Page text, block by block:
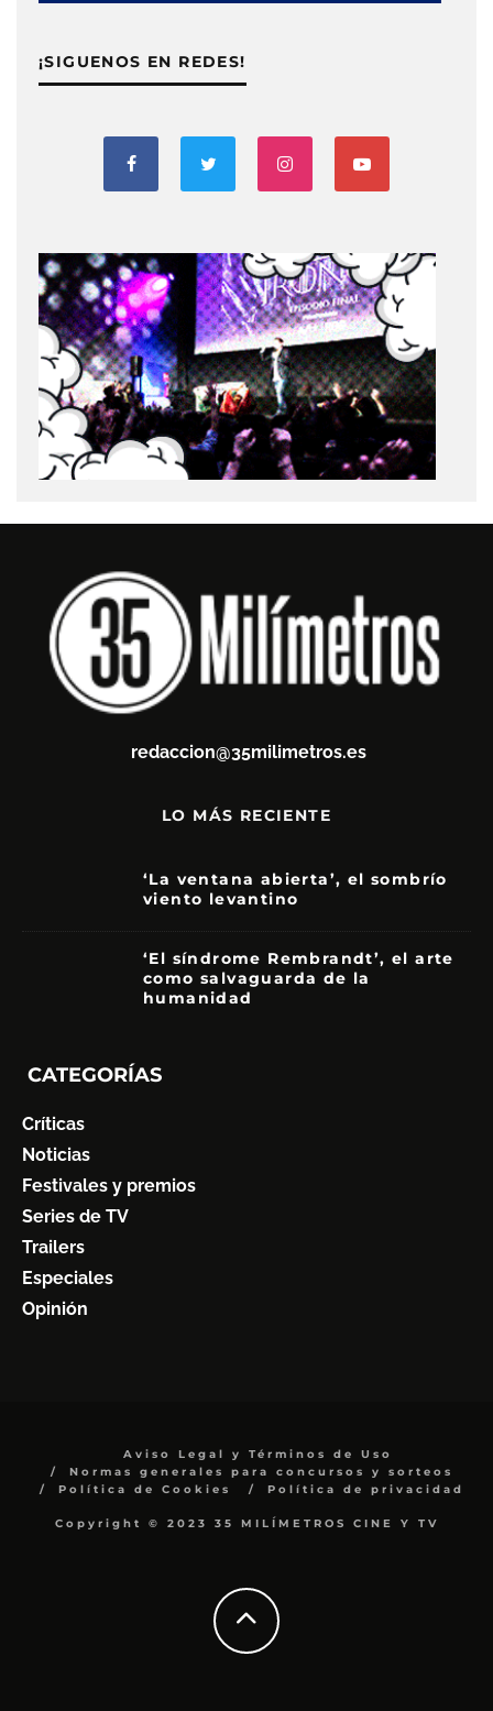
¡SIGUENOS EN REDES!
redaccion@35milimetros.es
LO MÁS RECIENTE
‘La ventana abierta’, el sombrío
viento levantino
‘El síndrome Rembrandt’, el arte
como salvaguarda de la
humanidad
CATEGORÍAS
Críticas
Noticias
Festivales y premios
Series de TV
Trailers
Especiales
Opinión
Aviso Legal y Términos de Uso
Normas generales para concursos y sorteos
Política de Cookies
Política de privacidad
Copyright © 2023 35 MILÍMETROS CINE Y TV